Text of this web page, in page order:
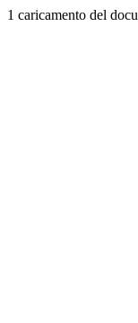
1 caricamento del